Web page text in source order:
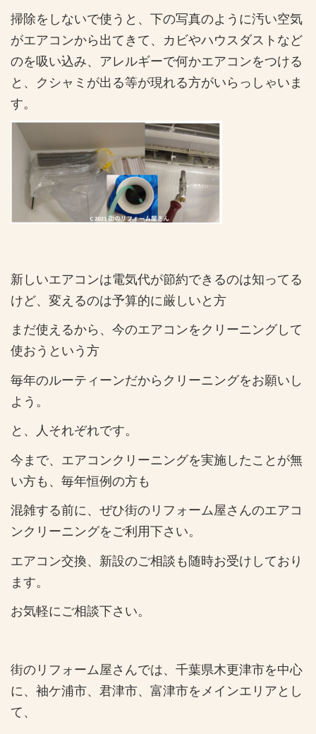
掃除をしないで使うと、下の写真のように汚い空気
がエアコンから出てきて、カビやハウスダストなど
のを吸い込み、アレルギーで何かエアコンをつける
と、クシャミが出る等が現れる方がいらっしゃいま
す。
新しいエアコンは電気代が節約できるのは知ってる
けど、変えるのは予算的に厳しいと方
まだ使えるから、今のエアコンをクリーニングして
使おうという方
毎年のルーティーンだからクリーニングをお願いし
よう。
と、人それぞれです。
今まで、エアコンクリーニングを実施したことが無
い方も、毎年恒例の方も
混雑する前に、ぜひ街のリフォーム屋さんのエアコ
ンクリーニングをご利用下さい。
エアコン交換、新設のご相談も随時お受けしており
ます。
お気軽にご相談下さい。
街のリフォーム屋さんでは、千葉県木更津市を中心
に、袖ケ浦市、君津市、富津市をメインエリアとし
て、